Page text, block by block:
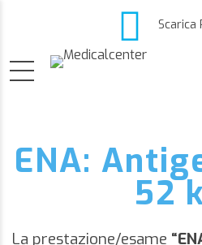
Scarica
ENA:
52
La prestazione/esame